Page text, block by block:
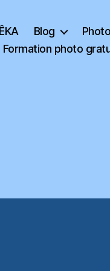
Blog
Formation photo